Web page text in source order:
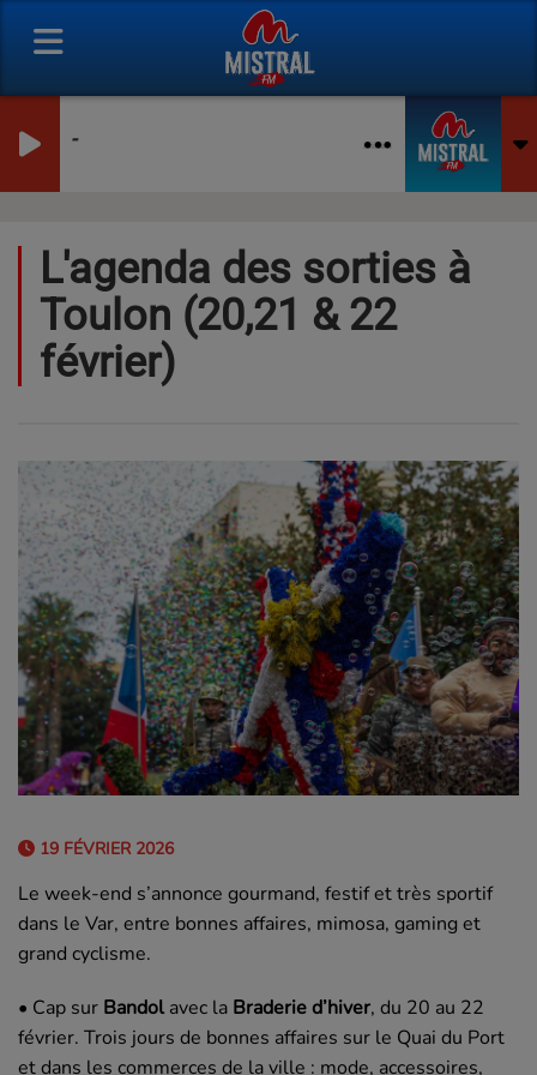
-
L'agenda des sorties à
Toulon (20,21 & 22
février)
19 FÉVRIER 2026
Le week-end s’annonce gourmand, festif et très sportif
dans le Var, entre bonnes affaires, mimosa, gaming et
grand cyclisme.
• Cap sur Bandolavec la Braderie d’hiver, du 20 au 22
février. Trois jours de bonnes affaires sur le Quai du Port
et dans les commerces de la ville : mode, accessoires,